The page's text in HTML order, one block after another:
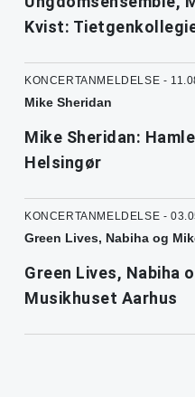
Kvist:
KONCERTANMELDELSE -
Mike Sheridan
Mike Sheridan:
Helsingør
KONCERTANMELDELSE -
Green Lives, Nabiha og
Green Lives, Nabiha
Musikhuset Aarhus